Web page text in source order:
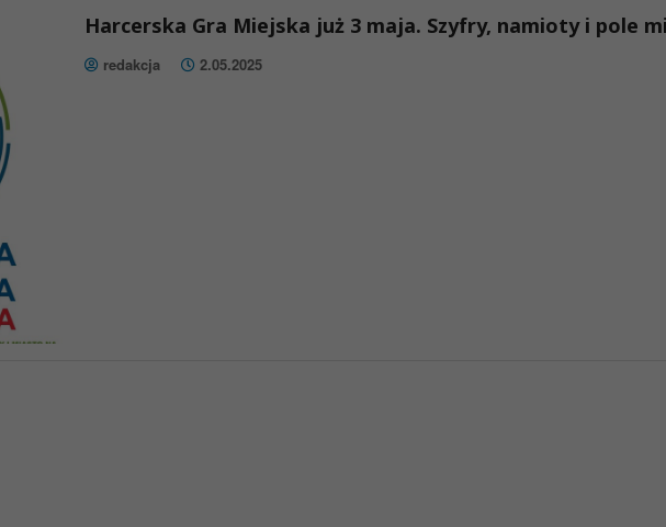
Harcerska Gra Miejska już 3 maja. Szyfry, namioty i pole
redakcja 2.05.2025